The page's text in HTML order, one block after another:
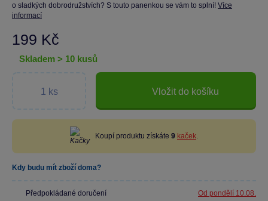
o sladkých dobrodružstvích? S touto panenkou se vám to splní! Více
informací
199 Kč
skladem > 10 kusů
Vložit do košíku
Koupí produktu získáte 9 kaček.
Kdy budu mít zboží doma?
Předpokládané doručení Od pondělí 10.08.